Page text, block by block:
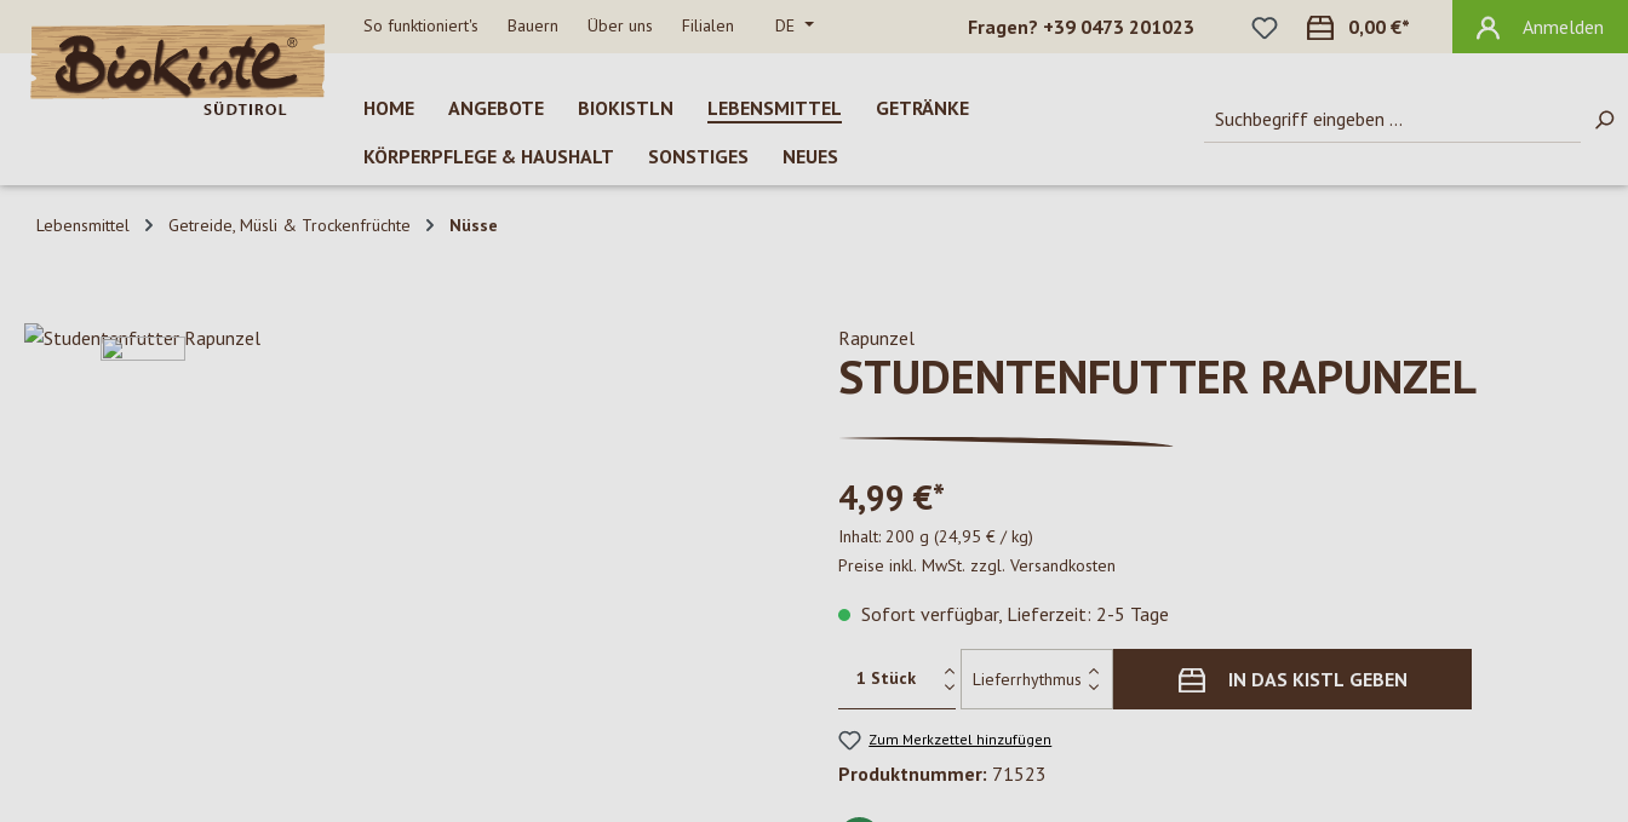
Hauptinhalt springen
Zur Suche springen
Zur Hauptnavigation springen So funktioniert's Bauern Über uns Filialen DE Fragen? +39 0473 201023
DU HAST 0 PRODUKTE AUF DEM
0,00 €* Anmelden
HOME ANGEBOTE BIOKISTLN LEBENSMITTEL
GETRÄNKE
KÖRPERPFLEGE & HAUSHALT
SONSTIGES NEUES
Lebensmittel Getreide, Müsli & Trockenfrüchte Nüsse
Bildergalerie überspringen Rapunzel
STUDENTENFUTTER RAPUNZEL
4,99 €*
Inhalt: 200 g (24,95 € / kg)
Preise inkl. MwSt. zzgl. Versandkosten
Sofort verfügbar, Lieferzeit: 2-5 Tage
IN DAS KISTL GEBEN
Zum Merkzettel hinzufügen
Produktnummer: 71523